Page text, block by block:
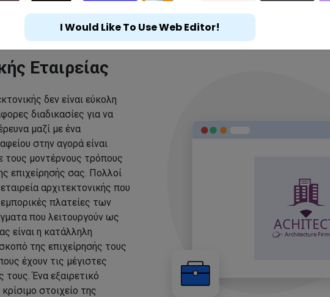
Εταιρείας
δεν είναι εύκολη
διαδικασίες για να
μαζί με ένα
στην αγορά είναι
τους μοντέρνους τρόπους
επιχείρησής σας. Πολλοί
αρχιτεκτονικής που
πλατείες των
που λειτουργούν ως
είναι η κατάλληλη
της επιχείρησής τους
έχουν τις μέγιστες
Ένα εξαιρετικό
στοιχείο της
I Would Like To Use Web Editor!